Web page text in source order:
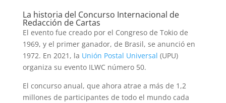
La historia del Concurso Internacional de
Redacción de Cartas
El evento fue creado por el Congreso de Tokio de
1969, y el primer ganador, de Brasil, se anunció en
1972. En 2021, la Unión Postal Universal (UPU)
organiza su evento ILWC número 50.
El concurso anual, que ahora atrae a más de 1,2
millones de participantes de todo el mundo cada